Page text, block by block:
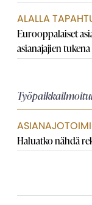
ALALLA
Eurooppalaiset
asianajajien tukena
Haluatko nähdä